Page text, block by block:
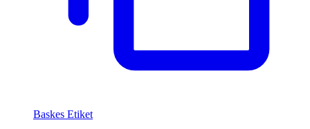
Baskes Etiket